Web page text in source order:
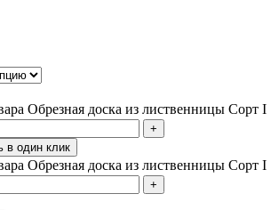
Обрезная доска из лиственницы Сорт I
в один клик
Обрезная доска из лиственницы Сорт I